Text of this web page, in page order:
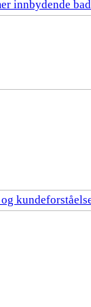
innbydende bad